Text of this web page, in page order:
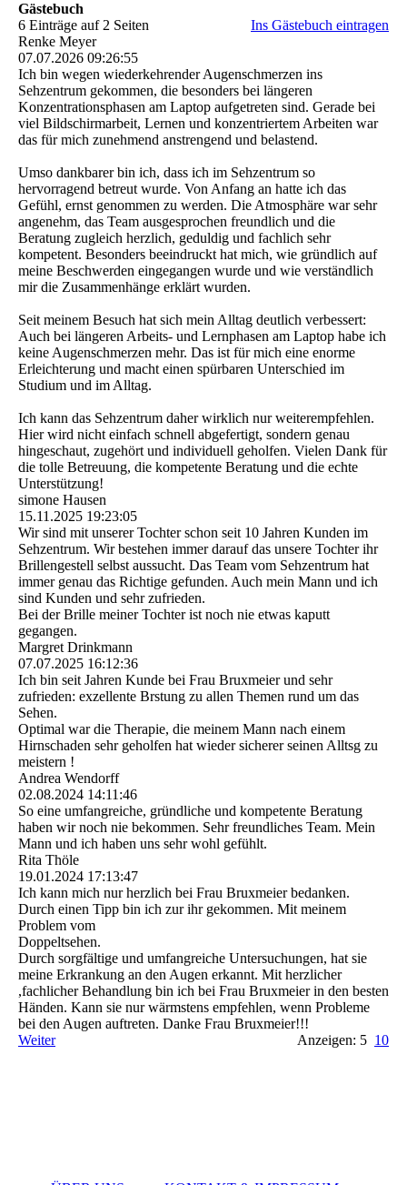
Gästebuch
6 Einträge auf 2 Seiten
Ins Gästebuch eintragen
Renke Meyer
07.07.2026 09:26:55
Ich bin wegen wiederkehrender Augenschmerzen ins
Sehzentrum gekommen, die besonders bei längeren
Konzentrationsphasen am Laptop aufgetreten sind. Gerade bei
viel Bildschirmarbeit, Lernen und konzentriertem Arbeiten war
das für mich zunehmend anstrengend und belastend.
Umso dankbarer bin ich, dass ich im Sehzentrum so
hervorragend betreut wurde. Von Anfang an hatte ich das
Gefühl, ernst genommen zu werden. Die Atmosphäre war sehr
angenehm, das Team ausgesprochen freundlich und die
Beratung zugleich herzlich, geduldig und fachlich sehr
kompetent. Besonders beeindruckt hat mich, wie gründlich auf
meine Beschwerden eingegangen wurde und wie verständlich
mir die Zusammenhänge erklärt wurden.
Seit meinem Besuch hat sich mein Alltag deutlich verbessert:
Auch bei längeren Arbeits- und Lernphasen am Laptop habe ich
keine Augenschmerzen mehr. Das ist für mich eine enorme
Erleichterung und macht einen spürbaren Unterschied im
Studium und im Alltag.
Ich kann das Sehzentrum daher wirklich nur weiterempfehlen.
Hier wird nicht einfach schnell abgefertigt, sondern genau
hingeschaut, zugehört und individuell geholfen. Vielen Dank für
die tolle Betreuung, die kompetente Beratung und die echte
Unterstützung!
simone Hausen
15.11.2025 19:23:05
Wir sind mit unserer Tochter schon seit 10 Jahren Kunden im
Sehzentrum. Wir bestehen immer darauf das unsere Tochter ihr
Brillengestell selbst aussucht. Das Team vom Sehzentrum hat
immer genau das Richtige gefunden. Auch mein Mann und ich
sind Kunden und sehr zufrieden.
Bei der Brille meiner Tochter ist noch nie etwas kaputt
gegangen.
Margret Drinkmann
07.07.2025 16:12:36
Ich bin seit Jahren Kunde bei Frau Bruxmeier und sehr
zufrieden: exzellente Brstung zu allen Themen rund um das
Sehen.
Optimal war die Therapie, die meinem Mann nach einem
Hirnschaden sehr geholfen hat wieder sicherer seinen Alltsg zu
meistern !
Andrea Wendorff
02.08.2024 14:11:46
So eine umfangreiche, gründliche und kompetente Beratung
haben wir noch nie bekommen. Sehr freundliches Team. Mein
Mann und ich haben uns sehr wohl gefühlt.
Rita Thöle
19.01.2024 17:13:47
Ich kann mich nur herzlich bei Frau Bruxmeier bedanken.
Durch einen Tipp bin ich zur ihr gekommen. Mit meinem
Problem vom
Doppeltsehen.
Durch sorgfältige und umfangreiche Untersuchungen, hat sie
meine Erkrankung an den Augen erkannt. Mit herzlicher
,fachlicher Behandlung bin ich bei Frau Bruxmeier in den besten
Händen. Kann sie nur wärmstens empfehlen, wenn Probleme
bei den Augen auftreten. Danke Frau Bruxmeier!!!
Weiter
Anzeigen: 5 10